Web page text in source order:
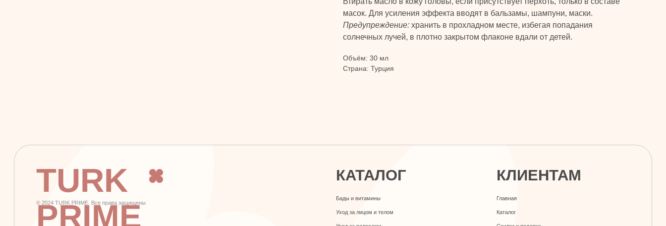
масок. Для усиления эффекта вводят в бальзамы, шампуни, маски.
Предупреждение: хранить в прохладном месте, избегая попадания
солнечных лучей, в плотно закрытом флаконе вдали от детей.
Объём: 30 мл
Страна: Турция
Макияж
Турецкий текстиль
Электрозаводская
КАТАЛОГ
Заявка на звонок